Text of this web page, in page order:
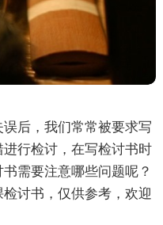
后，我们常常被要求写
行检讨，在写检讨书时
需要注意哪些问题呢？
讨书，仅供参考，欢迎